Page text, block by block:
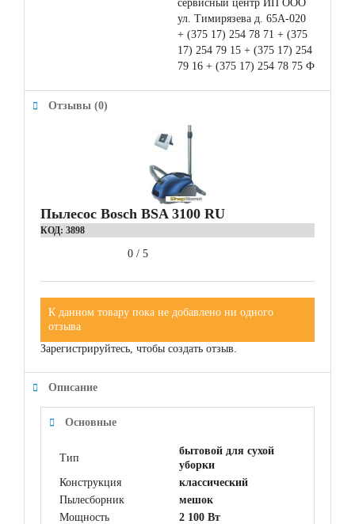
сервисный центр ИП ООО
ул. Тимирязева д. 65А-020
+ (375 17) 254 78 71 + (375
17) 254 79 15 + (375 17) 254
79 16 + (375 17) 254 78 75 Ф
Отзывы (0)
Пылесос Bosch BSA 3100 RU
КОД: 3898
0 / 5
К данном товару пока не добавлено ни одного
отзыва
Зарегистрируйтесь, чтобы создать отзыв.
Описание
Основные
Тип
бытовой для сухой
уборки
Конструкция
классический
Пылесборник
мешок
Мощность
2 100 Вт